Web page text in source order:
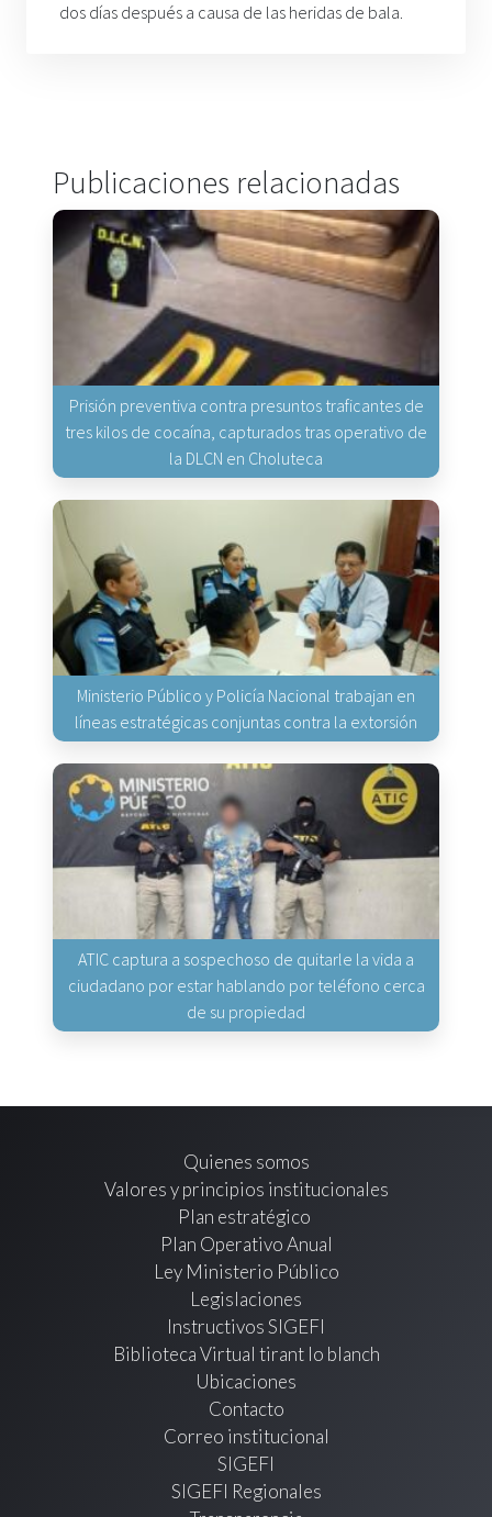
dos días después a causa de las heridas de bala.
Publicaciones relacionadas
Prisión preventiva contra presuntos traficantes de
tres kilos de cocaína, capturados tras operativo de
la DLCN en Choluteca
Ministerio Público y Policía Nacional trabajan en
líneas estratégicas conjuntas contra la extorsión
ATIC captura a sospechoso de quitarle la vida a
ciudadano por estar hablando por teléfono cerca
de su propiedad
Quienes somos
Valores y principios institucionales
Plan estratégico
Plan Operativo Anual
Ley Ministerio Público
Legislaciones
Instructivos SIGEFI
Biblioteca Virtual tirant lo blanch
Ubicaciones
Contacto
Correo institucional
SIGEFI
SIGEFI Regionales